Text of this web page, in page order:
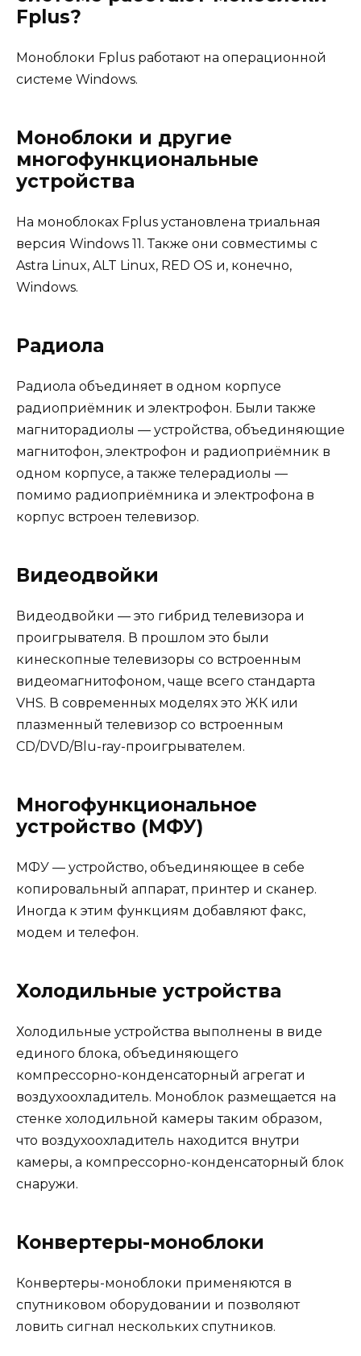
Fplus?
Моноблоки Fplus работают на операционной
системе Windows.
Моноблоки и другие
многофункциональные
устройства
На моноблоках Fplus установлена триальная
версия Windows 11. Также они совместимы с
Astra Linux, ALT Linux, RED OS и, конечно,
Windows.
Радиола
Радиола объединяет в одном корпусе
радиоприёмник и электрофон. Были также
магниторадиолы — устройства, объединяющие
магнитофон, электрофон и радиоприёмник в
одном корпусе, а также телерадиолы —
помимо радиоприёмника и электрофона в
корпус встроен телевизор.
Видеодвойки
Видеодвойки — это гибрид телевизора и
проигрывателя. В прошлом это были
кинескопные телевизоры со встроенным
видеомагнитофоном, чаще всего стандарта
VHS. В современных моделях это ЖК или
плазменный телевизор со встроенным
CD/DVD/Blu-ray-проигрывателем.
Многофункциональное
устройство (МФУ)
МФУ — устройство, объединяющее в себе
копировальный аппарат, принтер и сканер.
Иногда к этим функциям добавляют факс,
модем и телефон.
Холодильные устройства
Холодильные устройства выполнены в виде
единого блока, объединяющего
компрессорно-конденсаторный агрегат и
воздухоохладитель. Моноблок размещается на
стенке холодильной камеры таким образом,
что воздухоохладитель находится внутри
камеры, а компрессорно-конденсаторный блок
снаружи.
Конвертеры-моноблоки
Конвертеры-моноблоки применяются в
спутниковом оборудовании и позволяют
ловить сигнал нескольких спутников.